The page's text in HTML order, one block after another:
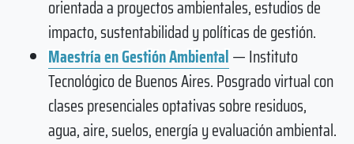
orientada a proyectos ambientales, estudios de
impacto, sustentabilidad y políticas de gestión.
Maestría en Gestión Ambiental— Instituto
Tecnológico de Buenos Aires. Posgrado virtual con
clases presenciales optativas sobre residuos,
agua, aire, suelos, energía y evaluación ambiental.